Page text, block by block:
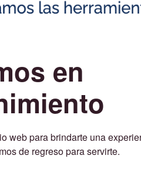
en
web para brindarte una
de regreso para servirte.